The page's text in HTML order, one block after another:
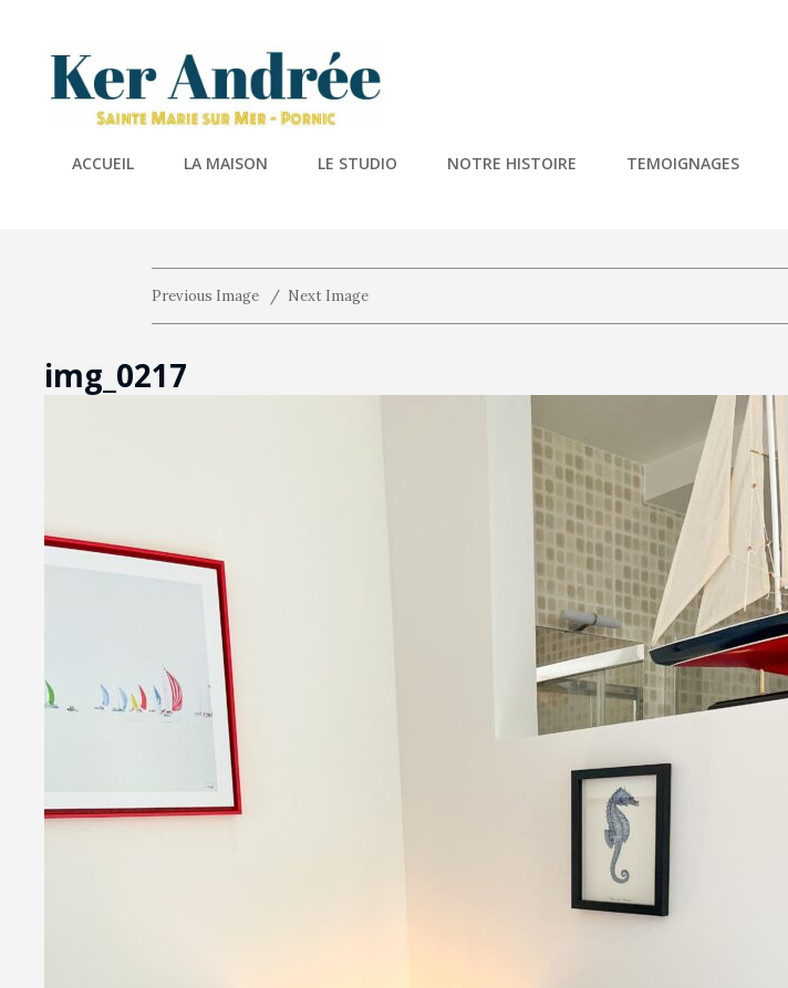
ACCUEIL LA MAISON LE STUDIO NOTRE HISTOIRE TEMOIGNAGES
Previous Image Next Image
img_0217